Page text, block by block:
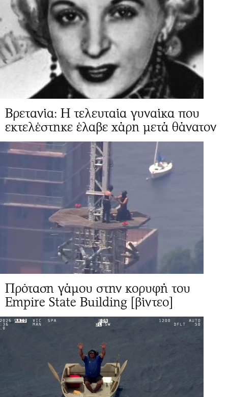
Βρετανία: Η τελευταία γυναίκα που
εκτελέστηκε έλαβε χάρη μετά θάνατον
Πρόταση γάμου στην κορυφή του
Empire State Building [βίντεο]